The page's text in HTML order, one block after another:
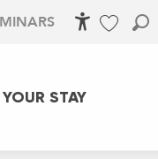
STAY